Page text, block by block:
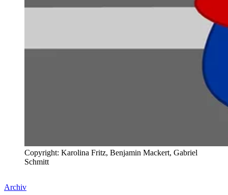
Copyright: Karolina Fritz, Benjamin Mackert, Gabriel
Schmitt
Archiv